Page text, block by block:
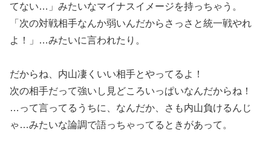
てない…」みたいなマイナスイメージを持っちゃう。
「次の対戦相手なんか弱いんだからさっさと統一戦やれ
よ！」…みたいに言われたり。
だからね、内山凄くいい相手とやってるよ！
次の相手だって強いし見どころいっぱいなんだからね！
…って言ってるうちに、なんだか、さも内山負けるんじ
ゃ…みたいな論調で語っちゃってるときがあって。